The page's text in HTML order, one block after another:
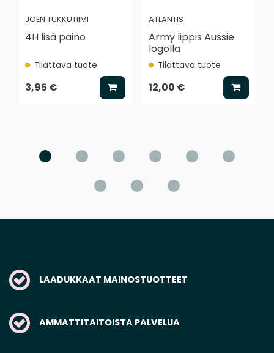
JOEN TUKKUTIIMI
4H lisä paino
Tilattava tuote
3,95 € Lisää koriin
ATLANTIS
Army lippis Aussie
logolla
Tilattava tuote
12,00 € Lisää
LAADUKKAAT MAINOSTUOTTEET
AMMATTITAITOISTA PALVELUA